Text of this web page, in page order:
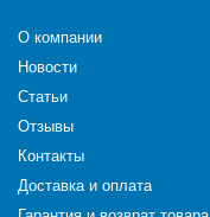
О компании
Новости
Статьи
Отзывы
Контакты
Доставка и оплата